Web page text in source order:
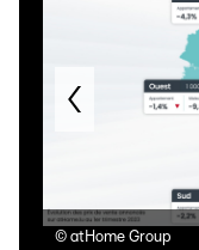
© atHome Group